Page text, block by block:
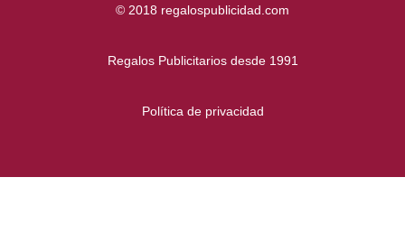
© 2018 regalospublicidad.com
Regalos Publicitarios desde 1991
Política de privacidad